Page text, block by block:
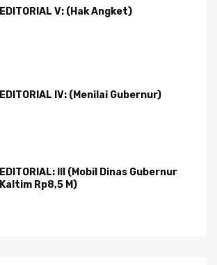
EDITORIAL V: (Hak Angket)
EDITORIAL IV: (Menilai Gubernur)
EDITORIAL: III (Mobil Dinas Gubernur
Kaltim Rp8,5 M)